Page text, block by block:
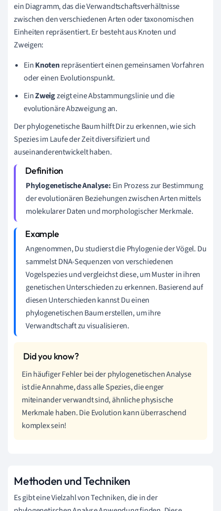
ein Diagramm, das die Verwandtschaftsverhältnisse
zwischen den verschiedenen Arten oder taxonomischen
Einheiten repräsentiert. Er besteht aus Knoten und
Zweigen:
EinKnotenrepräsentiert einen gemeinsamen Vorfahren
oder einen Evolutionspunkt.
EinZweigzeigt eine Abstammungslinie und die
evolutionäre Abzweigung an.
Der phylogenetische Baum hilft Dir zu erkennen, wie sich
Spezies im Laufe der Zeit diversifiziert und
auseinanderentwickelt haben.
Phylogenetische Analyse: Ein Prozess zur Bestimmung
der evolutionären Beziehungen zwischen Arten mittels
molekularer Daten und morphologischer Merkmale.
Angenommen, Du studierst die Phylogenie der Vögel. Du
sammelst DNA-Sequenzen von verschiedenen
Vogelspezies und vergleichst diese, um Muster in ihren
genetischen Unterschieden zu erkennen. Basierend auf
diesen Unterschieden kannst Du einen
phylogenetischen Baum erstellen, um ihre
Verwandtschaft zu visualisieren.
Ein häufiger Fehler bei der phylogenetischen Analyse
ist die Annahme, dass alle Spezies, die enger
miteinander verwandt sind, ähnliche physische
Merkmale haben. Die Evolution kann überraschend
komplex sein!
Methoden und Techniken
Es gibt eine Vielzahl von Techniken, die in der